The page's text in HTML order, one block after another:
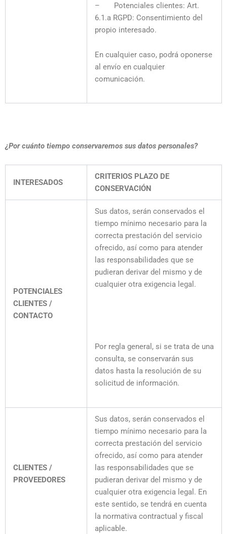
– Potenciales clientes: Art.
6.1.a RGPD: Consentimiento del
propio interesado.
En cualquier caso, podrá oponerse
al envío en cualquier
comunicación.
¿Por cuánto tiempo conservaremos sus datos personales?
INTERESADOS
CRITERIOS PLAZO DE
CONSERVACIÓN
POTENCIALES
CLIENTES /
CONTACTO
Sus datos, serán conservados el
tiempo mínimo necesario para la
correcta prestación del servicio
ofrecido, así como para atender
las responsabilidades que se
pudieran derivar del mismo y de
cualquier otra exigencia legal.
Por regla general, si se trata de una
consulta, se conservarán sus
datos hasta la resolución de su
solicitud de información.
CLIENTES /
PROVEEDORES
Sus datos, serán conservados el
tiempo mínimo necesario para la
correcta prestación del servicio
ofrecido, así como para atender
las responsabilidades que se
pudieran derivar del mismo y de
cualquier otra exigencia legal. En
este sentido, se tendrá en cuenta
la normativa contractual y fiscal
aplicable.